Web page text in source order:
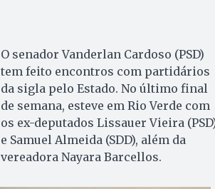
O senador Vanderlan Cardoso (PSD)
tem feito encontros com partidários
da sigla pelo Estado. No último final
de semana, esteve em Rio Verde com
os ex-deputados Lissauer Vieira
e Samuel Almeida (SDD), além da
vereadora Nayara Barcellos.